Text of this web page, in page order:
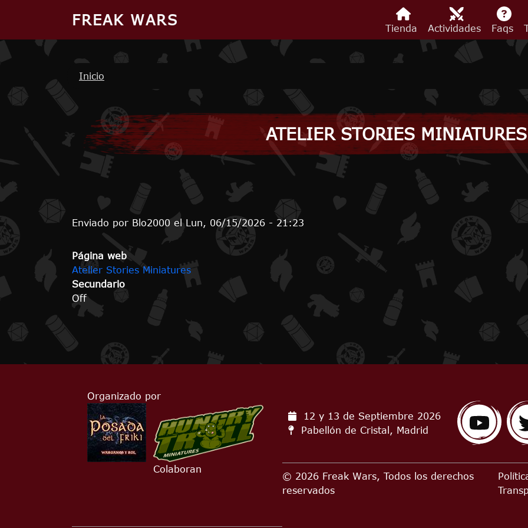
FREAK WARS
Tienda Actividades Faqs
Ruta de navegación
Inicio
ATELIER STORIES MINIATURES
Enviado por Blo2000 elLun, 06/15/2026 - 21:23
Página web
Atelier Stories Miniatures
Secundario
Off
Organizado por
Colaboran
12 y 13 de Septiembre 2026
Pabellón de Cristal, Madrid
© 2026 Freak Wars, Todos los derechos
reservados